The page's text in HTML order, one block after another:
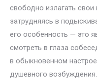
свободно излагать
затрудняясь в
его особенность — это
смотреть в глаза
в обыкновенном
душевного